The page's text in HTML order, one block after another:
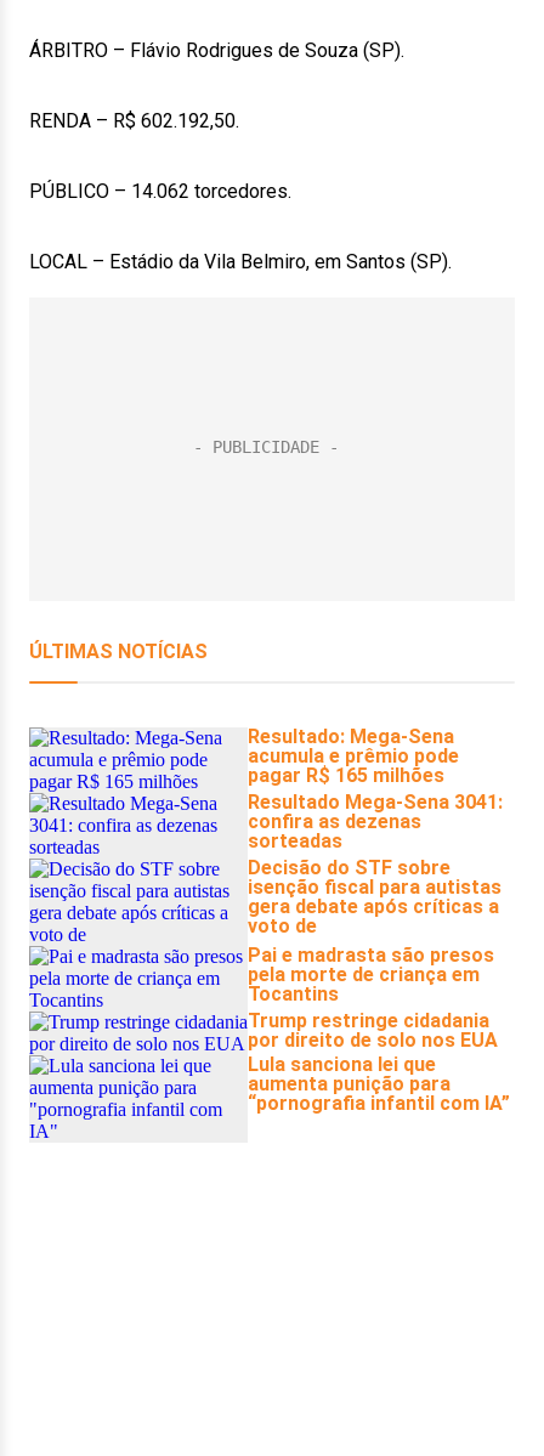
ÁRBITRO – Flávio Rodrigues de Souza (SP).
RENDA – R$ 602.192,50.
PÚBLICO – 14.062 torcedores.
LOCAL – Estádio da Vila Belmiro, em Santos (SP).